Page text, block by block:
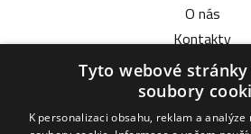
O nás
Kontakty
Vybíráme pro
Malotratory Vari
Tyto webové
soubory
K personalizaci obsahu, reklam a